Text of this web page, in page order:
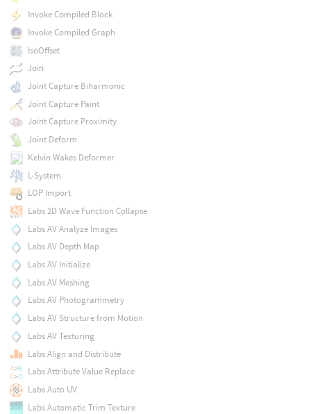
Invoke Compiled Block
Invoke Compiled Graph
IsoOffset
Join
Joint Capture Biharmonic
Joint Capture Paint
Joint Capture Proximity
Joint Deform
Kelvin Wakes Deformer
L-System
LOP Import
Labs 2D Wave Function Collapse
Labs AV Analyze Images
Labs AV Depth Map
Labs AV Initialize
Labs AV Meshing
Labs AV Photogrammetry
Labs AV Structure from Motion
Labs AV Texturing
Labs Align and Distribute
Labs Attribute Value Replace
Labs Auto UV
Labs Automatic Trim Texture